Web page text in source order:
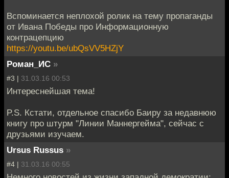
Вспоминается неплохой ролик на тему пропаганды
от Ивана Победы про Информационную
контрацепцию
https://youtu.be/ubQsVV5HZjY
Роман_ИС »
#3 | 31.03.16 00:53
Интереснейшая тема!
P.S. Кстати, отдельное спасибо Баиру за недавнюю
книгу про штурм "Линии Маннергейма", сейчас с
друзьями изучаем.
Ursus Russus »
#4 | 31.03.16 00:55